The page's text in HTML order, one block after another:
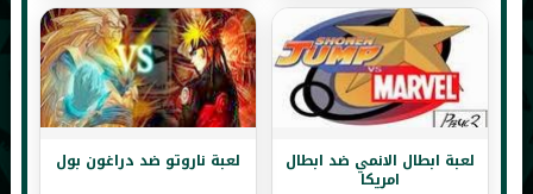
لعبة ابطال الانمي ضد ابطال
امريكا
لعبة ناروتو ضد دراغون بول